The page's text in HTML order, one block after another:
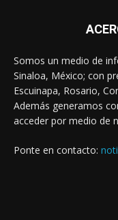
Somos un medio de
Sinaloa, México; con
Escuinapa, Rosario,
Además generamos
acceder por medio de
Ponte en contacto: